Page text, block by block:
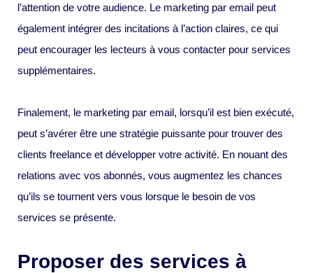
l’attention de votre audience. Le marketing par email peut
également intégrer des incitations à l’action claires, ce qui
peut encourager les lecteurs à vous contacter pour services
supplémentaires.
Finalement, le marketing par email, lorsqu’il est bien exécuté,
peut s’avérer être une stratégie puissante pour trouver des
clients freelance et développer votre activité. En nouant des
relations avec vos abonnés, vous augmentez les chances
qu’ils se tournent vers vous lorsque le besoin de vos
services se présente.
Proposer des services à